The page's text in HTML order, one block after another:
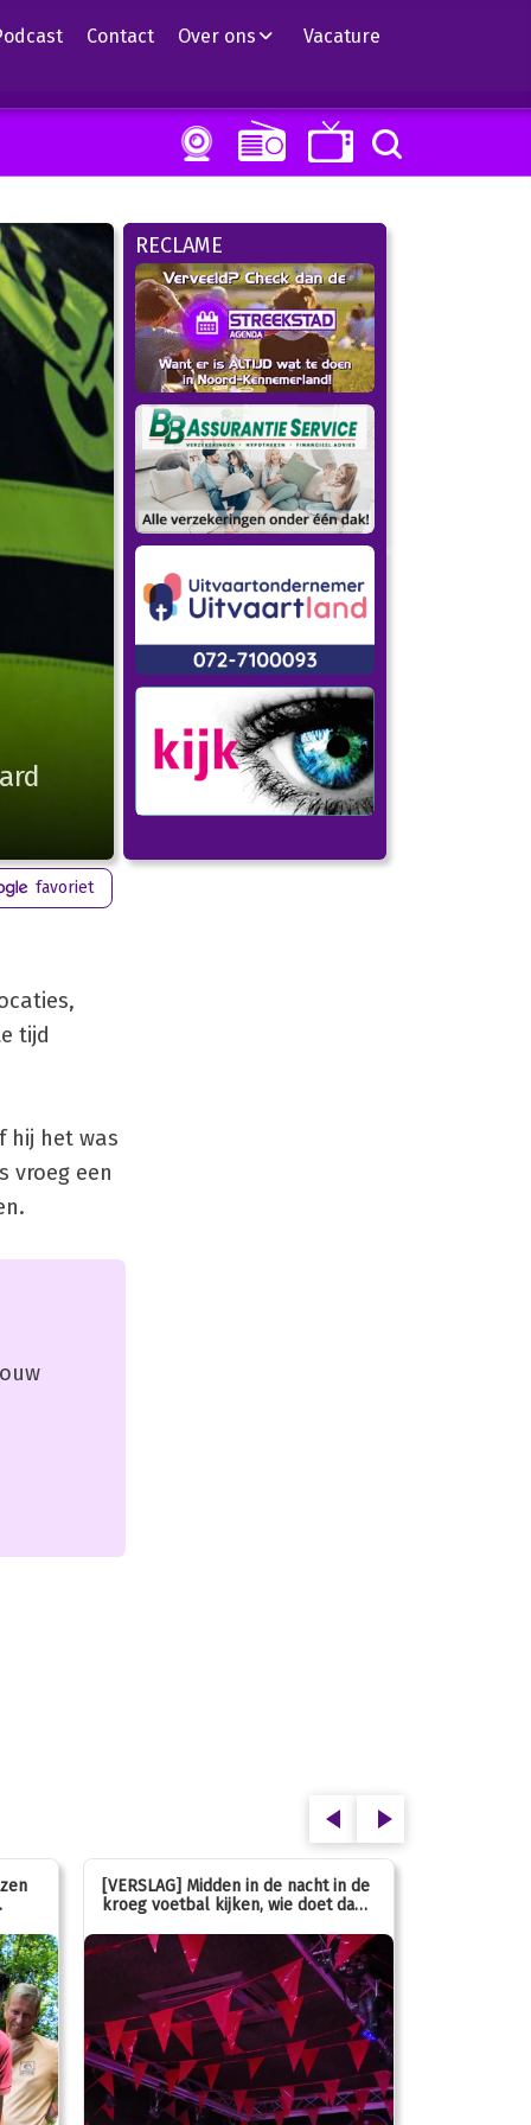
Contact Over ons Vacature
RECLAME
favoriet
tijd
hij het was
vroeg een
[VERSLAG] Midden in de nacht in de
kroeg voetbal kijken, wie doet dan